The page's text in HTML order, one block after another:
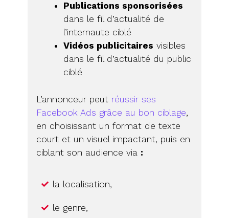
Publications sponsorisées
dans le fil d’actualité de
l’internaute ciblé
Vidéos publicitaires visibles
dans le fil d’actualité du public
ciblé
L’annonceur peut réussir ses
Facebook Ads grâce au bon ciblage,
en choisissant un format de texte
court et un visuel impactant, puis en
ciblant son audience via :
la localisation,
le genre,